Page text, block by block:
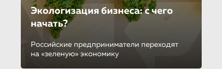
Экологизация бизнеса: с чего
начать?
Российские предприниматели переходят
на «зеленую» экономику